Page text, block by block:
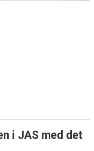
i JAS med det